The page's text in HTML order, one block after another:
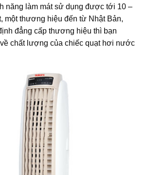
năng làm mát sử dụng được tới 10 –
một thương hiệu đến từ Nhật Bản,
đẳng cấp thương hiệu thì bạn
chất lượng của chiếc quạt hơi nước